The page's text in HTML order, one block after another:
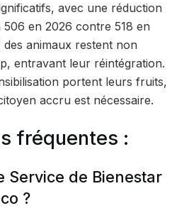
avec une réduction
en 2026 contre 518 en
animaux restent non
entravant leur réintégration.
portent leurs fruits,
accru est nécessaire.
fréquentes :
Service de Bienestar
?